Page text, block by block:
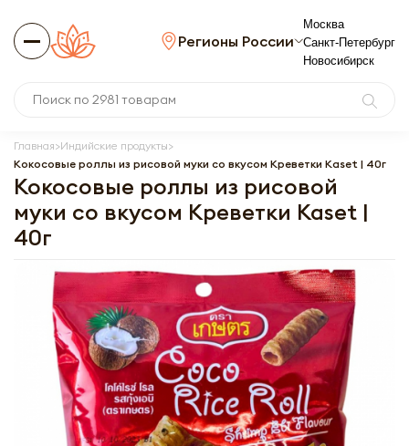
Регионы России
Москва
Санкт-Петербург
Новосибирск
Главная Индийские продукты
Кокосовые роллы из рисовой муки со вкусом Креветки Kaset | 40г
Кокосовые роллы из рисовой
муки со вкусом Креветки Kaset |
40г